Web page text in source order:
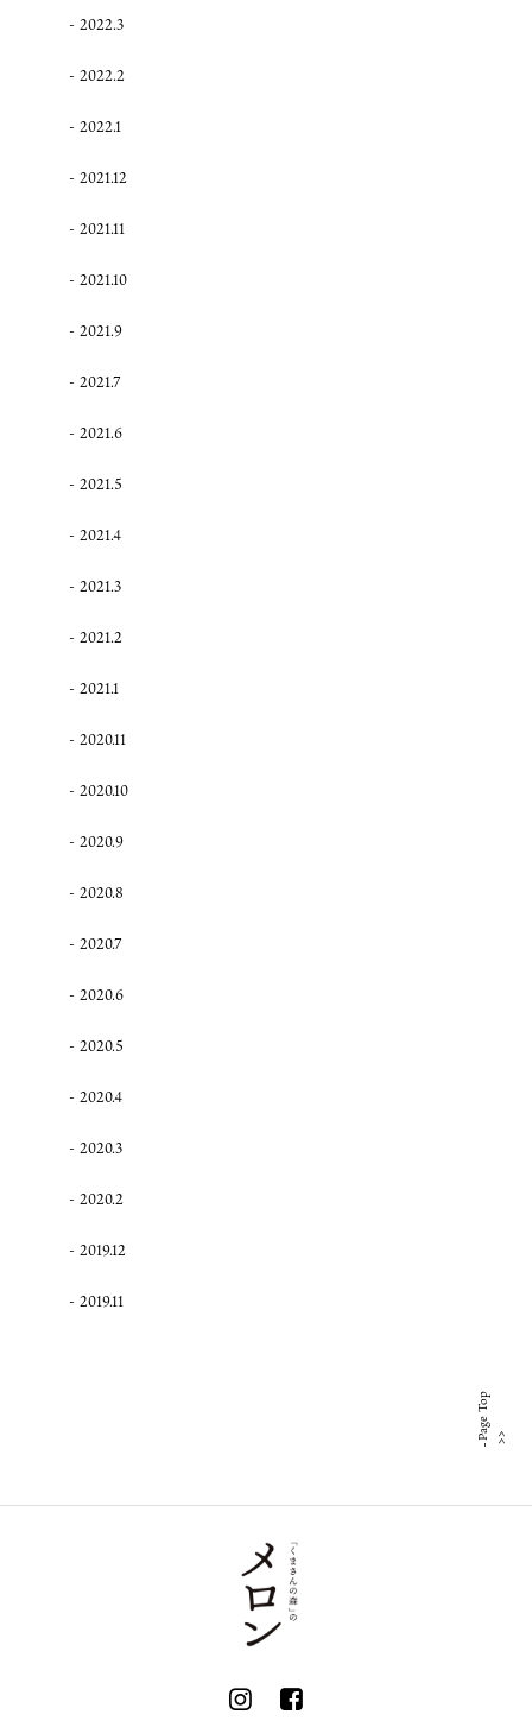
2022.3
2022.2
2022.1
2021.12
2021.11
2021.10
2021.9
2021.7
2021.6
2021.5
2021.4
2021.3
2021.2
2021.1
2020.11
2020.10
2020.9
2020.8
2020.7
2020.6
2020.5
2020.4
2020.3
2020.2
2019.12
2019.11
Page Top